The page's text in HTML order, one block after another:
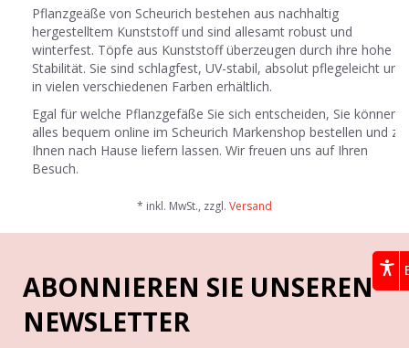
Pflanzgeäße von Scheurich bestehen aus nachhaltig
hergestelltem Kunststoff und sind allesamt robust und
winterfest. Töpfe aus Kunststoff überzeugen durch ihre hohe
Stabilität. Sie sind schlagfest, UV-stabil, absolut pflegeleicht und
in vielen verschiedenen Farben erhältlich.
Egal für welche Pflanzgefäße Sie sich entscheiden, Sie können
alles bequem online im Scheurich Markenshop bestellen und zu
Ihnen nach Hause liefern lassen. Wir freuen uns auf Ihren
Besuch.
* inkl. MwSt., zzgl. Versand
ABONNIEREN SIE UNSEREN
NEWSLETTER